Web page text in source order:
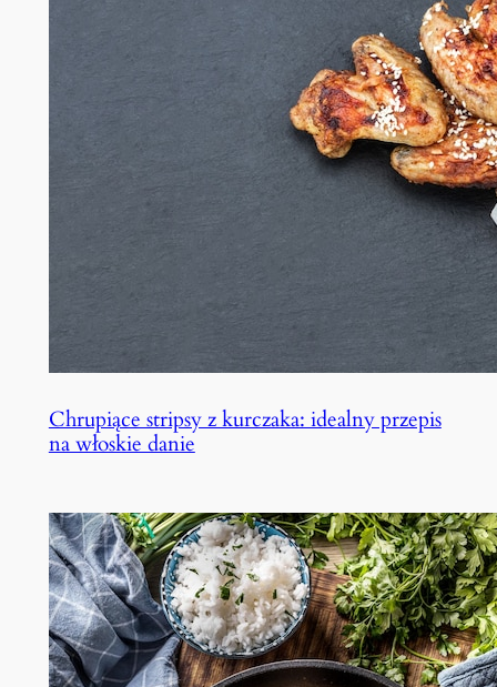
Chrupiące stripsy z kurczaka: idealny przepis
na włoskie danie